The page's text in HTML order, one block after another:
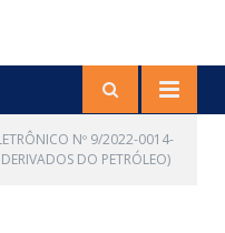
Nº 9/2022-0014-
DO PETRÓLEO)